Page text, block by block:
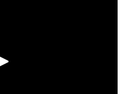
播放